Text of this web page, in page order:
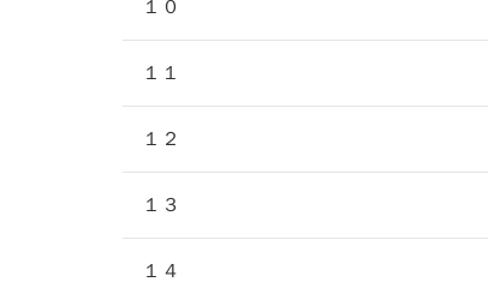
１０
１１
１２
１３
１４